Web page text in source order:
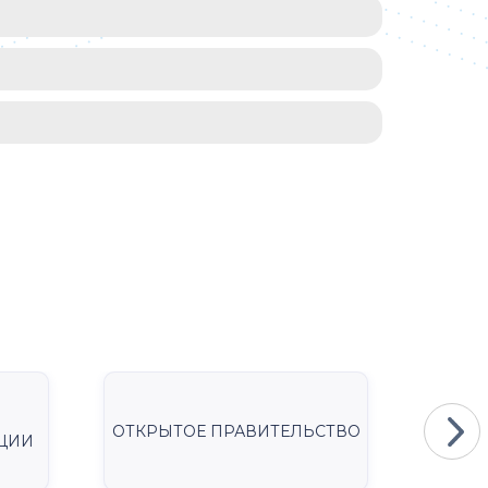
ОТКРЫТОЕ ПРАВИТЕЛЬСТВО